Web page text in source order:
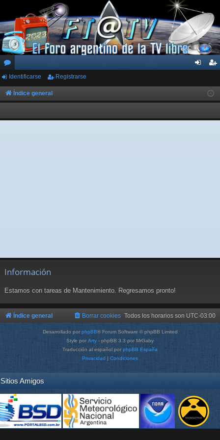
or
os
ar
ist
rs
Identificarse Registrarse
Índice general
Información
Estamos con tareas de Mantenimiento. Regresamos pronto!
Índice general Todos los horarios son UTC-03:00
Borrar cookies
Desarrollado por phpBB® Forum Software © phpBB Limited
Style por Arty - phpBB 3.3 por MrGaby
Traducción al español por phpBB España
Privacidad | Condiciones
Sitios Amigos